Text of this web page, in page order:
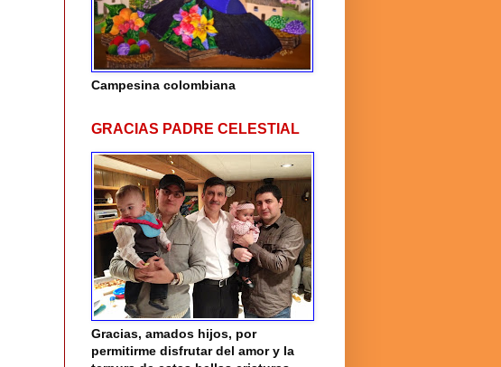
Campesina colombiana
GRACIAS PADRE CELESTIAL
Gracias, amados hijos, por
permitirme disfrutar del amor y la